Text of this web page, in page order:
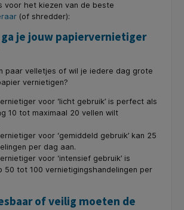
voor het kiezen van de beste
(of shredder):
ga je jouw papiervernietiger
paar velletjes of wil je iedere dag grote
vernietigen?
voor ‘licht gebruik’ is perfect als
10 tot maximaal 20 vellen wilt
voor ‘gemiddeld gebruik’ kan 25
per dag aan.
voor ‘intensief gebruik’ is
50 tot 100 vernietigingshandelingen per
of veilig moeten de